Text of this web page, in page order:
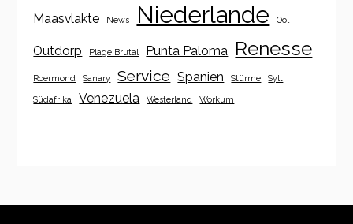
Maasvlakte News Niederlande Ool
Outdorp Plage Brutal Punta Paloma Renesse
Roermond Sanary Service Spanien Stürme Sylt
Südafrika Venezuela Westerland Workum